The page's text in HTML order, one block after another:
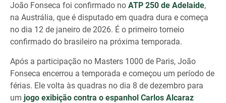
João Fonseca foi confirmado no ATP 250 de Adelaide,
na Austrália, que é disputado em quadra dura e começa
no dia 12 de janeiro de 2026. É o primeiro torneio
confirmado do brasileiro na próxima temporada.
Após a participação no Masters 1000 de Paris, João
Fonseca encerrou a temporada e começou um período de
férias. Ele volta às quadras no dia 8 de dezembro para
um jogo exibição contra o espanhol Carlos Alcaraz